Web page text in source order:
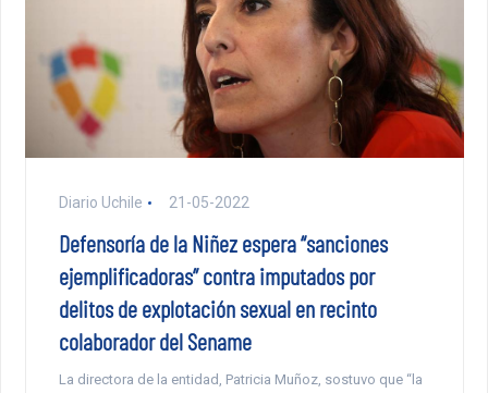
Diario Uchile 21-05-2022
Defensoría de la Niñez espera “sanciones
ejemplificadoras” contra imputados por
delitos de explotación sexual en recinto
colaborador del Sename
La directora de la entidad, Patricia Muñoz, sostuvo que “la